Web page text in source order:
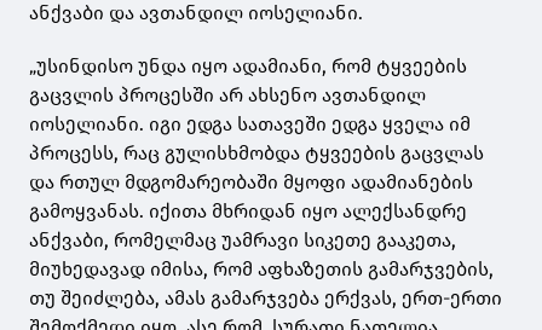
ანქვაბი და ავთანდილ იოსელიანი.
„უსინდისო უნდა იყო ადამიანი, რომ ტყვეების
გაცვლის პროცესში არ ახსენო ავთანდილ
იოსელიანი. იგი ედგა სათავეში ედგა ყველა იმ
პროცესს, რაც გულისხმობდა ტყვეების გაცვლას
და რთულ მდგომარეობაში მყოფი ადამიანების
გამოყვანას. იქითა მხრიდან იყო ალექსანდრე
ანქვაბი, რომელმაც უამრავი სიკეთე გააკეთა,
მიუხედავად იმისა, რომ აფხაზეთის გამარჯვების,
თუ შეიძლება, ამას გამარჯვება ერქვას, ერთ-ერთი